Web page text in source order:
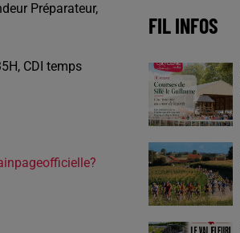
Préparateur,
CDI temps
FIL INFOS